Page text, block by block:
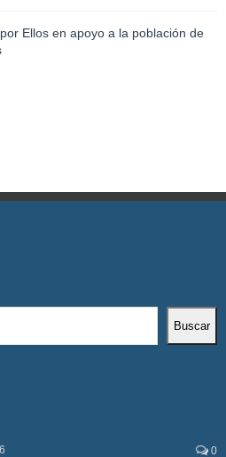
Ellos en apoyo a la población de
Buscar
0